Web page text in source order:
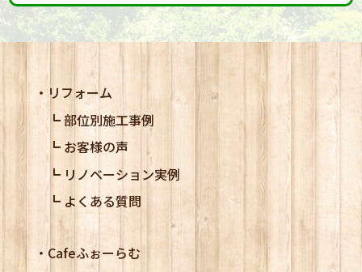
リフォーム
部位別施工事例
お客様の声
リノベーション実例
よくある質問
Cafeふぉーらむ